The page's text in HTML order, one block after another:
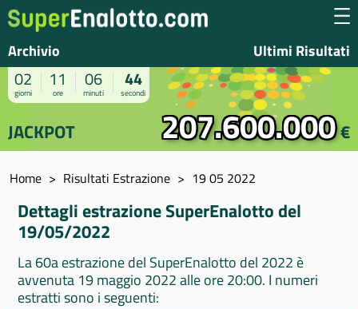
Archivio Ultimi Risultati
02
giorni
11
ore
06
minuti
44
secondi
JACKPOT 207.600.000€
Home Risultati Estrazione 19 05 2022
Dettagli estrazione SuperEnalotto del
19/05/2022
La 60a estrazione del SuperEnalotto del 2022 è
avvenuta 19 maggio 2022 alle ore 20:00. I numeri
estratti sono i seguenti: